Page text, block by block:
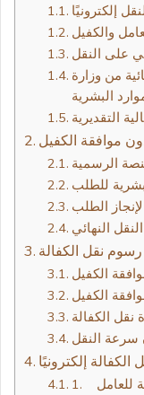
إلكترونيًا
والكفيل
على النقل
من وزارة
البشرية
التقديرية
موافقة الكفيل
الرسمية
للطلب
الطلب
النهائي
نقل الكفالة
الكفيل
الكفيل
نقل الكفالة
سرعة النقل
إلكترونيًا
للعامل